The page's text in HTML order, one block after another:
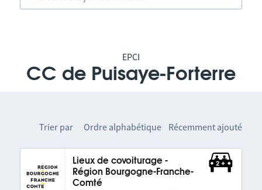
EPCI
CC de Puisaye-Forterre
Trier par Ordre alphabétique Récemment ajouté
Lieux de covoiturage -
Région Bourgogne-Franche-
Comté